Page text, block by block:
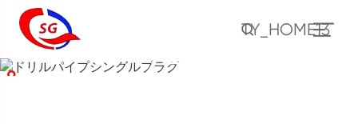
TY_HOME13
ドリルパイプシングル
プラグ